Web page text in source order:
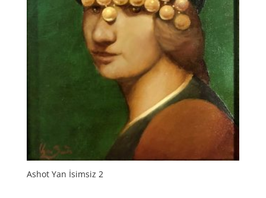
Ashot Yan İsimsiz 2